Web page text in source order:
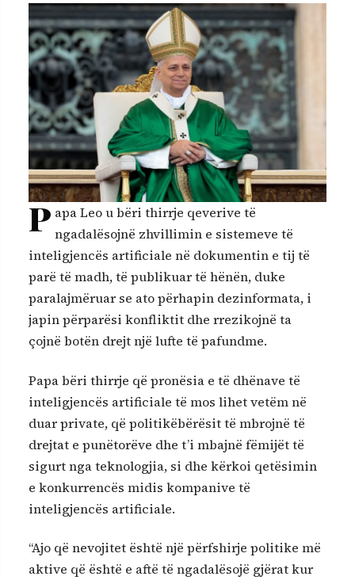
P apa Leo u bëri thirrje qeverive të
ngadalësojnë zhvillimin e sistemeve të
inteligjencës artificiale në dokumentin e tij të
parë të madh, të publikuar të hënën, duke
paralajmëruar se ato përhapin dezinformata, i
japin përparësi konfliktit dhe rrezikojnë ta
çojnë botën drejt një lufte të pafundme.
Papa bëri thirrje që pronësia e të dhënave të
inteligjencës artificiale të mos lihet vetëm në
duar private, që politikëbërësit të mbrojnë të
drejtat e punëtorëve dhe t’i mbajnë fëmijët të
sigurt nga teknologjia, si dhe kërkoi qetësimin
e konkurrencës midis kompanive të
inteligjencës artificiale.
“Ajo që nevojitet është një përfshirje politike më
aktive që është e aftë të ngadalësojë gjërat kur